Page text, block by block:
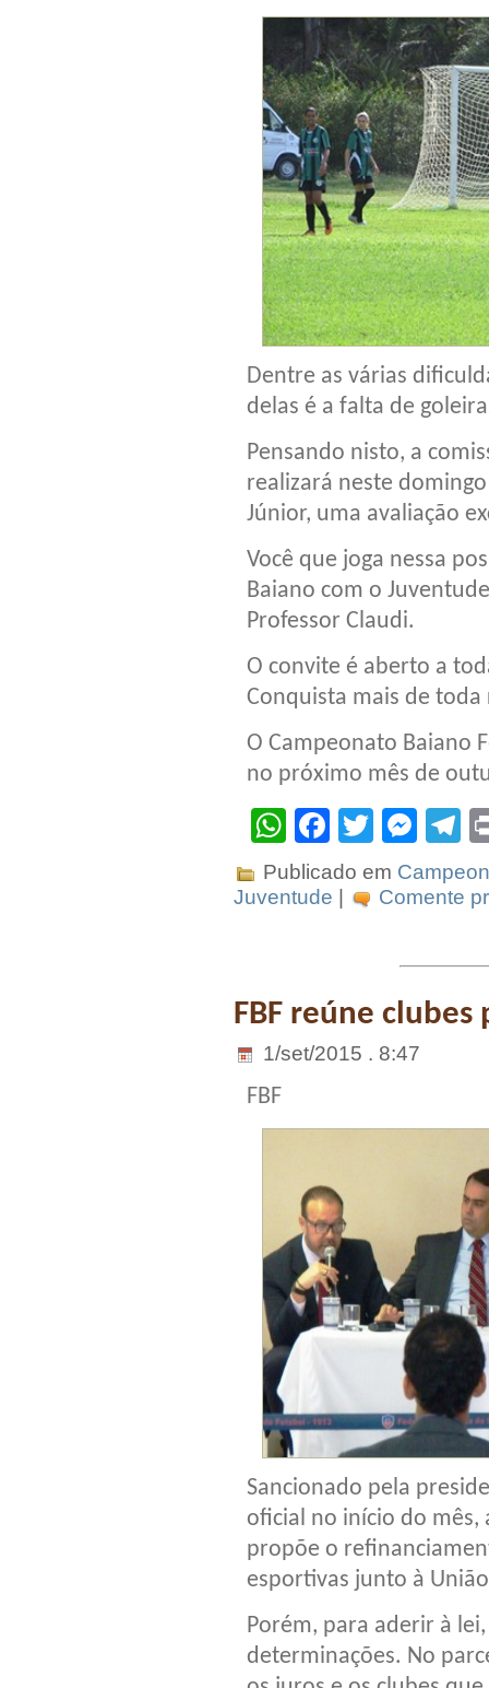
Dentre as várias
delas é a falta de
Pensando nisto, a
realizará neste
Júnior, uma avaliação
Você que joga nessa
Baiano com o
Professor Claudi.
O convite é aberto a
Conquista mais de toda
O Campeonato Baiano
no próximo mês de
WhatsApp
Facebook
Twitter
Publicado em
Juventude | Comente
FBF reúne
1/set/2015 . 8:47
FBF
Sancionado pela
oficial no início do mês,
propõe o
esportivas junto à
Porém, para aderir à
determinações. No